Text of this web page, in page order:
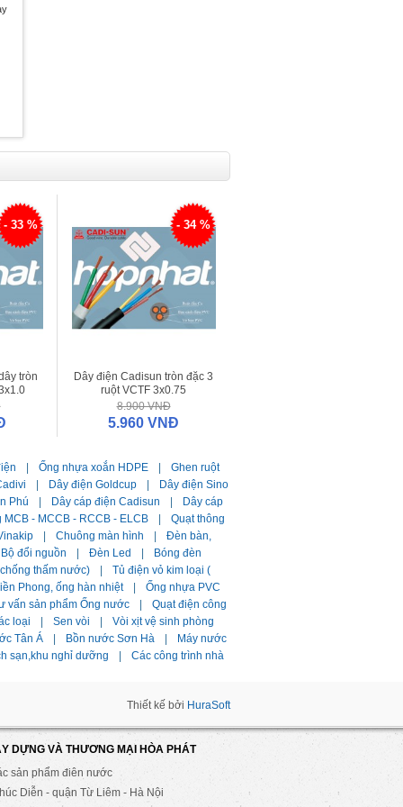
- 33 %
tròn
- 34 %
Dây điện Cadisun tròn đặc 3
ruột VCTF 3x0.75
8.900 VNĐ
5.960 VNĐ
Ống nhựa xoắn HDPE
Ghen ruột
Dây điện Goldcup
Dây điện Sino
Phú
Dây cáp điện Cadisun
Dây cáp
- MCCB - RCCB - ELCB
Quạt thông
Chuông màn hình
Đèn bàn,
Bộ đổi nguồn
Đèn Led
Bóng đèn
thấm nước)
Tủ điện vỏ kim loại (
Phong, ống hàn nhiệt
Ống nhựa PVC
vấn sản phẩm Ống nước
Quạt điện công
loại
Sen vòi
Vòi xịt vệ sinh phòng
Tân Á
Bồn nước Sơn Hà
Máy nước
sạn,khu nghỉ dưỡng
Các công trình nhà
Thiết kế bởi HuraSoft
DỰNG VÀ THƯƠNG MẠI HÒA PHÁT
sản phẩm điên nước
Diễn - quận Từ Liêm - Hà Nội